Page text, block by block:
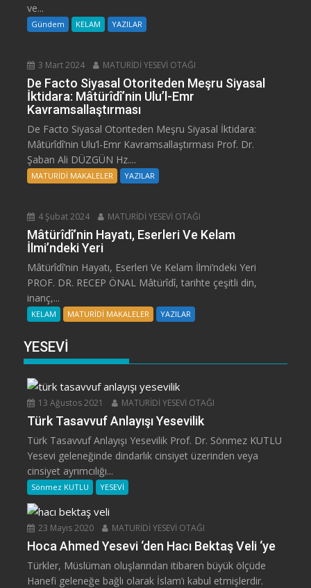
ve...
Gündem KELAM YAZILAR
3 Mart 2024 MATURİDİ YESEVİ OTAĞI
De Facto Siyasal Otoriteden Meşru Siyasal
İktidara: Mâtürîdî’nin Ulu’l-Emr
Kavramsallaştırması
De Facto Siyasal Otoriteden Meşru Siyasal İktidara:
Mâtürîdî’nin Ulu’l-Emr Kavramsallaştırması Prof. Dr.
Şaban Ali DÜZGÜN Hz....
MATURİDİ MAKALELER YAZILAR
4 Şubat 2024 MATURİDİ YESEVİ OTAĞI
Mâtürîdî’nin Hayatı, Eserleri Ve Kelam
İlmi’ndeki Yeri
Mâtürîdî’nin Hayatı, Eserleri Ve Kelam İlmi’ndeki Yeri
PROF. DR. RECEP ÖNAL Mâtürîdî, tarihte çeşitli din,
inanç,...
KELAM MATURİDİ MAKALELER YAZILAR
YESEVİ
13 Ağustos 2021 MATURİDİ YESEVİ OTAĞI
Türk Tasavvuf Anlayışı Yesevilik
Türk Tasavvuf Anlayışı Yesevilik Prof. Dr. Sönmez KUTLU
Yesevi geleneğinde dindarlık cinsiyet üzerinden veya
cinsiyet ayrımcılığı...
Sönmez KUTLU YESEVİ
23 Mayıs 2020 MATURİDİ YESEVİ OTAĞI
Hoca Ahmed Yesevi ‘den Hacı Bektaş Veli ‘ye
Türkler, Müslüman oluşlarından itibaren büyük ölçüde
Hanefi geleneğe bağlı olarak İslam’ı kabul etmişlerdir.